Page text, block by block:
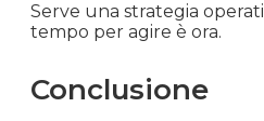
Serve una strategia
tempo per agire è ora.
Conclusione